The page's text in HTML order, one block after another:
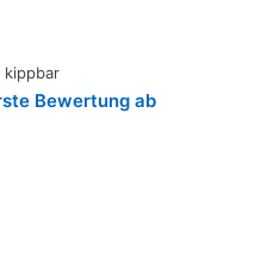
kippbar
Bewertung ab